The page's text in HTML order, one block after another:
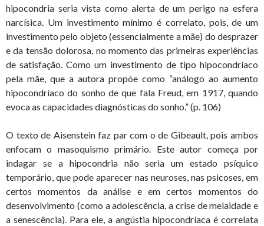
hipocondria seria vista como alerta de um perigo na esfera
narcísica. Um investimento mínimo é correlato, pois, de um
investimento pelo objeto (essencialmente a mãe) do desprazer
e da tensão dolorosa, no momento das primeiras experiências
de satisfação. Como um investimento de tipo hipocondríaco
pela mãe, que a autora propõe como “análogo ao aumento
hipocondríaco do sonho de que fala Freud, em 1917, quando
evoca as capacidades diagnósticas do sonho.” (p. 106)
O texto de Aisenstein faz par com o de Gibeault, pois ambos
enfocam o masoquismo primário. Este autor começa por
indagar se a hipocondria não seria um estado psíquico
temporário, que pode aparecer nas neuroses, nas psicoses, em
certos momentos da análise e em certos momentos do
desenvolvimento (como a adolescência, a crise de meiaidade e
a senescência). Para ele, a angústia hipocondríaca é correlata